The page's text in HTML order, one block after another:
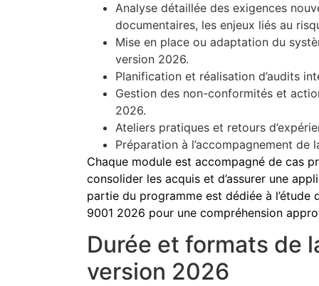
Analyse détaillée des exigences
documentaires, les enjeux liés au
Mise en place ou adaptation du
version 2026.
Planification et réalisation d’audits
Gestion des non-conformités et
2026.
Ateliers pratiques et retours
Préparation à l’accompagnement
Chaque module est accompagné de cas
consolider les acquis et d’assurer une
partie du programme est dédiée à l’étude
9001 2026 pour une compréhension
Durée et formats de
version 2026